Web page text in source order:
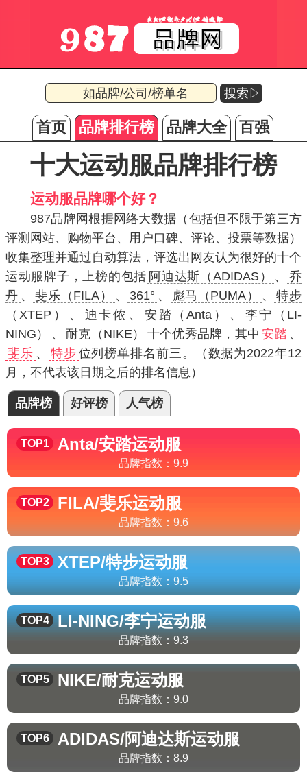
搜索▷
首页 品牌排行榜 品牌大全 百强
十大运动服品牌排行榜
运动服品牌哪个好？
987品牌网根据网络大数据（包括但不限于第三方
评测网站、购物平台、用户口碑、评论、投票等数据）
收集整理并通过自动算法，评选出网友认为很好的十个
运动服牌子，上榜的包括 阿迪达斯（ADIDAS） 、
乔
丹 、 斐乐（FILA） 、 361° 、 彪马（PUMA） 、
特步
（XTEP）
、 迪卡侬 、 安踏（Anta） 、
李宁（LI-
NING）
、 耐克（NIKE） 十个优秀品牌，其中 安踏 、
斐乐 、 特步 位列榜单排名前三。（数据为2022年12
月，不代表该日期之后的排名信息）
品牌榜 好评榜 人气榜
TOP1 Anta/安踏运动服
品牌指数： 9.9
TOP2 FILA/斐乐运动服
品牌指数： 9.6
TOP3 XTEP/特步运动服
品牌指数： 9.5
TOP4 LI-NING/李宁运动服
品牌指数： 9.3
TOP5 NIKE/耐克运动服
品牌指数： 9.0
TOP6 ADIDAS/阿迪达斯运动服
品牌指数： 8.9